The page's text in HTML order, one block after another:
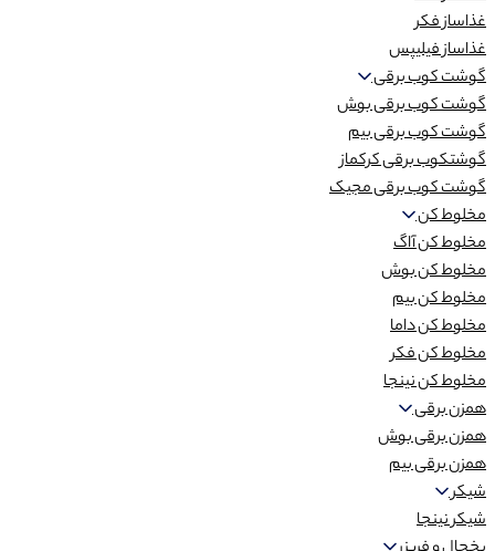
غذاساز فکر
غذاساز فیلیپس
گوشت کوب برقی
گوشت کوب برقی بوش
گوشت کوب برقی بیم
گوشتکوب برقی کرکماز
گوشت کوب برقی مجیک
مخلوط کن
مخلوط کن آاگ
مخلوط کن بوش
مخلوط کن بیم
مخلوط کن داما
مخلوط کن فکر
مخلوط کن نینجا
همزن برقی
همزن برقی بوش
همزن برقی بیم
شیکر
شیکر نینجا